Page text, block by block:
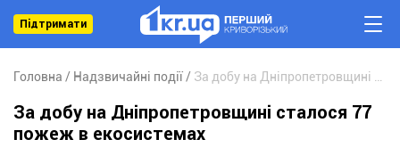
Підтримати
Головна Надзвичайні події
За добу на Дніпропетровщині сталося 77
пожеж в екосистемах